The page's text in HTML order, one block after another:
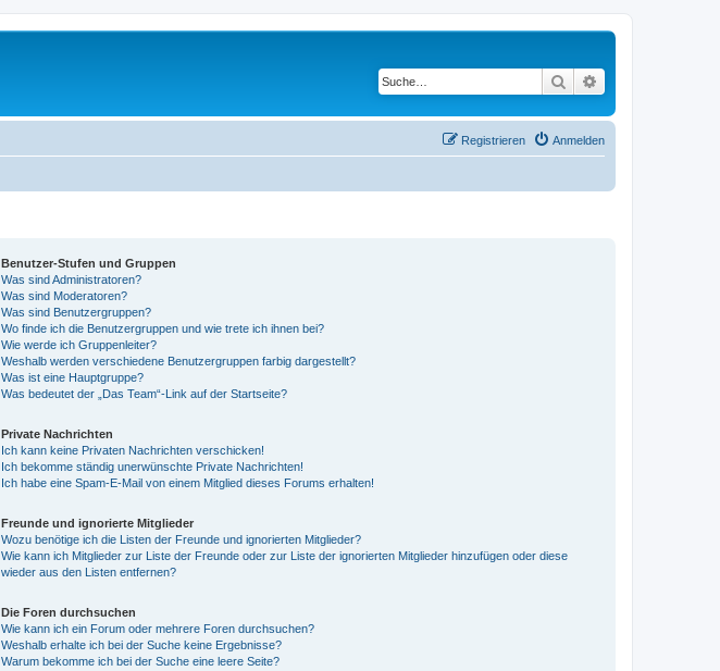
Suche
Anmelden
Registrieren
Benutzer-Stufen und Gruppen
Was sind Administratoren?
Was sind Moderatoren?
Was sind Benutzergruppen?
Wo finde ich die Benutzergruppen und wie trete ich ihnen bei?
Wie werde ich Gruppenleiter?
Weshalb werden verschiedene Benutzergruppen farbig dargestellt?
Was ist eine Hauptgruppe?
Was bedeutet der „Das Team“-Link auf der Startseite?
Private Nachrichten
Ich kann keine Privaten Nachrichten verschicken!
Ich bekomme ständig unerwünschte Private Nachrichten!
Ich habe eine Spam-E-Mail von einem Mitglied dieses Forums erhalten!
Freunde und ignorierte Mitglieder
Wozu benötige ich die Listen der Freunde und ignorierten Mitglieder?
Wie kann ich Mitglieder zur Liste der Freunde oder zur Liste der ignorierten Mitglieder hinzufügen oder diese
wieder aus den Listen entfernen?
Die Foren durchsuchen
Wie kann ich ein Forum oder mehrere Foren durchsuchen?
Weshalb erhalte ich bei der Suche keine Ergebnisse?
Warum bekomme ich bei der Suche eine leere Seite?